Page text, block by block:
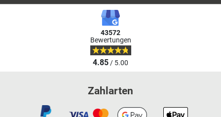
43572
Bewertungen
4.85/ 5.00
Zahlarten